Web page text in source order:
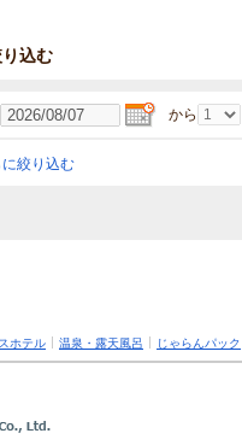
込む
から
に絞り込む
ホテル 温泉・露天風呂 じゃらんパック